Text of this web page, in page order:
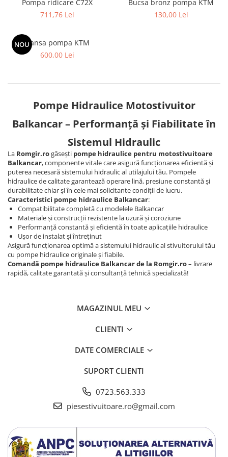
Transmisie Balkancar
Ambreiaj
Cardan Transmisie
Discuri Transmisie
Piese Electrice Motostivuitor
Cilindrii Frana
Frana de Mana
Pistoane Frana
Pompe Frana
Saboti Frana
Distribuitoare Hidraulice
Pompe Hidraulice
Sistem Hidraulic Motostivuitor
Sistem Racire
Piese Racire
Pompe Apa
Radiatoare Racire
Termostate Răcire
Ventilatoare Răcire
Pompa ridicare C72X
711,76 Lei
Bucsa bronz pompa KTM
130,00 Lei
NOUFlansa pompa KTM
600,00 Lei
Pompe Hidraulice Motostivuitor
Balkancar – Performanță și Fiabilitate în
Sistemul Hidraulic
La Romgir.rogăsești pompe hidraulice pentru motostivuitoare
Balkancar, componente vitale care asigură funcționarea eficientă și
puterea necesară sistemului hidraulic al utilajului tău. Pompele
hidraulice de calitate garantează operare lină, presiune constantă și
durabilitate chiar și în cele mai solicitante condiții de lucru.
Caracteristici pompe hidraulice Balkancar:
Compatibilitate completă cu modelele Balkancar
Materiale și construcții rezistente la uzură și coroziune
Performanță constantă și eficientă în toate aplicațiile hidraulice
Ușor de instalat și întreținut
Asigură funcționarea optimă a sistemului hidraulic al stivuitorului tău
cu pompe hidraulice originale și fiabile.
Comandă pompe hidraulice Balkancar de la Romgir.ro– livrare
rapidă, calitate garantată și consultanță tehnică specializată!
MAGAZINUL MEU
CLIENTI
DATE COMERCIALE
SUPORT CLIENTI
0723.563.333
piesestivuitoare.ro@gmail.com